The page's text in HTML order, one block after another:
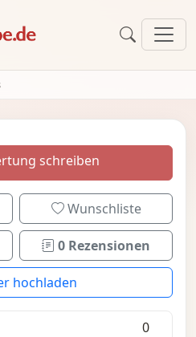
schreiben
Wunschliste
0 Rezensionen
hochladen
0